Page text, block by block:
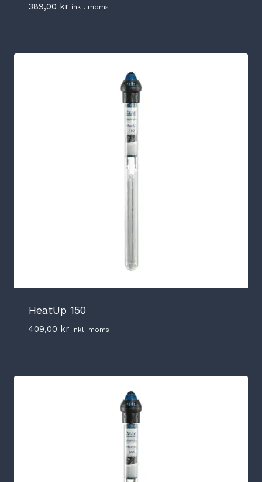
389,00 kr inkl. moms
HeatUp 150
409,00 kr inkl. moms